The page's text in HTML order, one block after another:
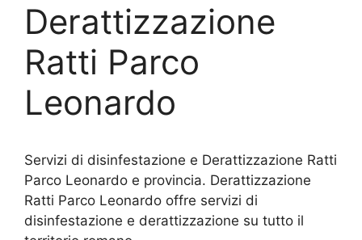
Derattizzazione
Ratti Parco
Leonardo
Servizi di disinfestazione e Derattizzazione Ratti
Parco Leonardo e provincia. Derattizzazione
Ratti Parco Leonardo offre servizi di
disinfestazione e derattizzazione su tutto il